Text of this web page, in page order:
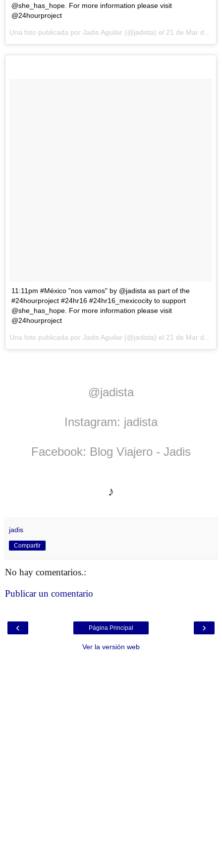
@she_has_hope. For more information please visit
@24hourproject
Una foto publicada por Jadis Aguilar (@jadista) el 21 de Mar de 2016 a la(s) 5:23 PDT
11:11pm #México "nos vamos" by @jadista as part of the
#24hourproject #24hr16 #24hr16_mexicocity to support
@she_has_hope. For more information please visit
@24hourproject
Una foto publicada por Jadis Aguilar (@jadista) el 21 de Mar de 2016 a la(s) 5:51 PDT
@jadista
Instagram: jadista
Facebook: Blog Viajero - Jadis
♪
jadis
Compartir
No hay comentarios.:
Publicar un comentario
‹ ›
Página Principal
Ver la versión web